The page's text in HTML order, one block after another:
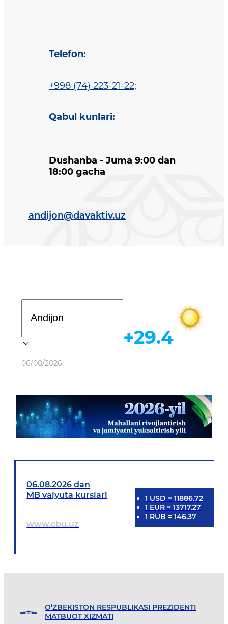
Telefon:
+998 (74) 223-21-22;
Qabul kunlari:
Dushanba - Juma 9:00 dan
18:00 gacha
andijon@davaktiv.uz
Ob-havo
06/08/2026
+29.4
06.08.2026 dan
MB valyuta kurslari
www.cbu.uz
1 USD = 11886.72
1 EUR= 13717.27
1 RUB = 146.37
O’ZBEKISTON RESPUBLIKASI PREZIDENTI
MATBUOT XIZMATI